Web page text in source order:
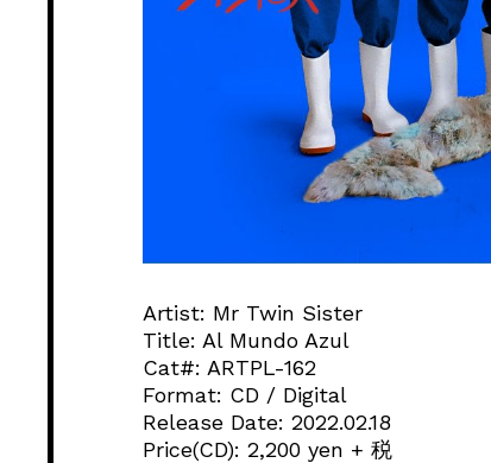
Artist: Mr Twin Sister
Title: Al Mundo Azul
Cat#: ARTPL-162
Format: CD / Digital
Release Date: 2022.02.18
Price(CD): 2,200 yen + 税